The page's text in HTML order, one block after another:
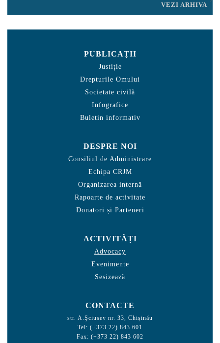
VEZI ARHIVA
PUBLICAȚII
Justiție
Drepturile Omului
Societate civilă
Infografice
Buletin informativ
DESPRE NOI
Consiliul de Administrare
Echipa CRJM
Organizarea internă
Rapoarte de activitate
Donatori și Parteneri
ACTIVITĂȚI
Advocacy
Evenimente
Sesizează
CONTACTE
str. A.Şciusev nr. 33, Chișinău
Tel: (+373 22) 843 601
Fax: (+373 22) 843 602